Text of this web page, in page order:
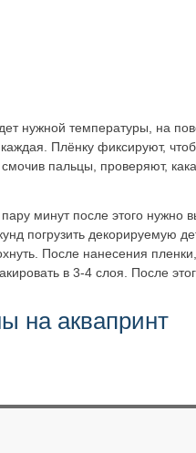
нужной температуры, на
Плёнку фиксируют,
пальцы, проверяют,
минут после этого нужно
погрузить декорируемую
После нанесения
в 3-4 слоя. После
на аквапринт